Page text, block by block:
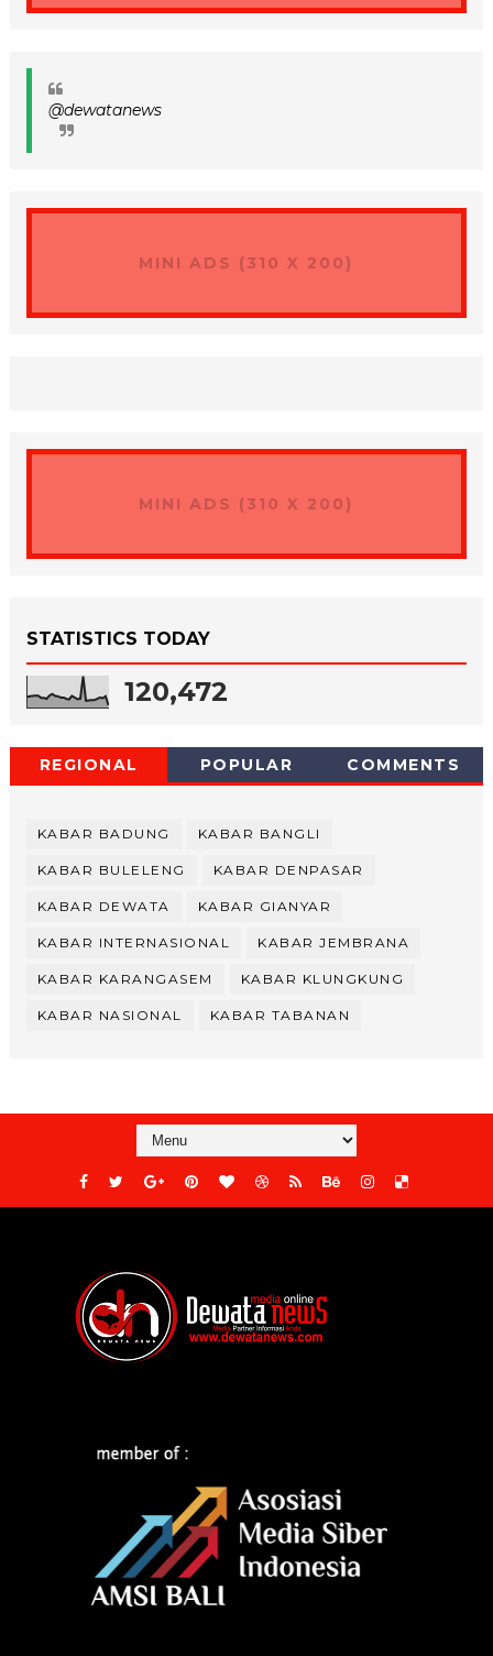
@dewatanews
MINI ADS (310 X 200)
MINI ADS (310 X 200)
STATISTICS TODAY
120,472
REGIONAL POPULAR COMMENTS
KABAR BADUNG KABAR BANGLI
KABAR BULELENG KABAR DENPASAR
KABAR DEWATA KABAR GIANYAR
KABAR INTERNASIONAL KABAR JEMBRANA
KABAR KARANGASEM KABAR KLUNGKUNG
KABAR NASIONAL KABAR TABANAN